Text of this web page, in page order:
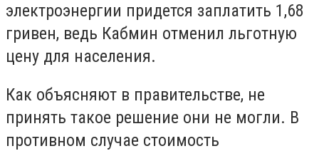
электроэнергии придется заплатить 1,68
гривен, ведь Кабмин отменил льготную
цену для населения.
Как объясняют в правительстве, не
принять такое решение они не могли. В
противном случае стоимость